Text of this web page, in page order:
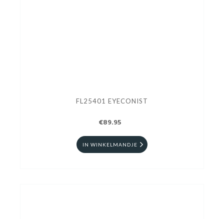
FL25401 EYECONIST
€89.95
IN WINKELMANDJE